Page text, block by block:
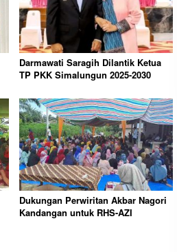
Darmawati Saragih Dilantik Ketua
TP PKK Simalungun 2025-2030
Dukungan Perwiritan Akbar Nagori
Kandangan untuk RHS-AZI